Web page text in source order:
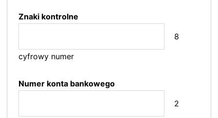
Znaki kontrolne
8
cyfrowy numer
Numer konta bankowego
2